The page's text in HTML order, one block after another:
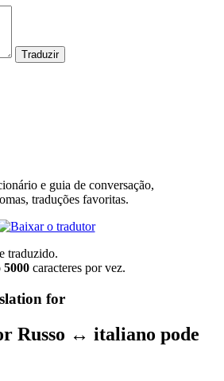
e guia de conversação,
traduções favoritas.
traduzido.
5000 caracteres por vez.
for
Russo ↔ italiano pode